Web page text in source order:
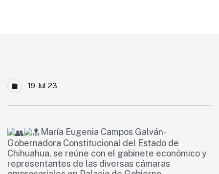
19 Jul 23
María Eugenia Campos Galván-
Gobernadora Constitucional del Estado de
Chihuahua, se reúne con el gabinete económico y
representantes de las diversas cámaras